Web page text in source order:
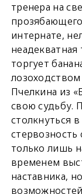
тренера на
интернате,
торгует
Пчелкина из
свою судьбу.
столкнуться
только лишь
временем
наставника,